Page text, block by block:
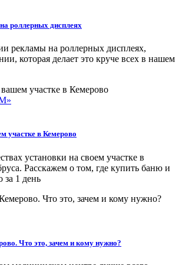
роллерных дисплеях
рекламы на роллерных дисплеях,
которая делает это круче всех в нашем
участке в Кемерово
установки на своем участке в
Расскажем о том, где купить баню и
за 1 день
Что это, зачем и кому нужно?